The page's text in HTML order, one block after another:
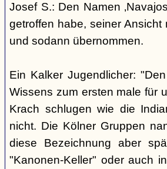
Josef S.: Den Namen
getroffen habe, seiner
und sodann übernommen.
Ein Kalker Jugendlicher:
Wissens zum ersten male für
Krach schlugen wie die
nicht. Die Kölner Gruppen
diese Bezeichnung aber
"Kanonen-Keller" oder auch